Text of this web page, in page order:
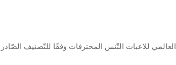
للاعبات التّنس المحترفات وفقًا للتّصنيف الصّادر